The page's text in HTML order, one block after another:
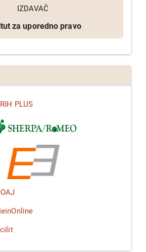
IZDAVAČ
za uporedno pravo